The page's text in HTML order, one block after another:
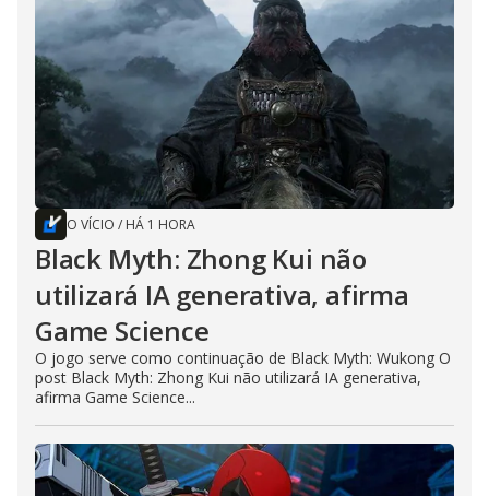
O VÍCIO / HÁ 1 HORA
Black Myth: Zhong Kui não
utilizará IA generativa, afirma
Game Science
O jogo serve como continuação de Black Myth: Wukong O
post Black Myth: Zhong Kui não utilizará IA generativa,
afirma Game Science...